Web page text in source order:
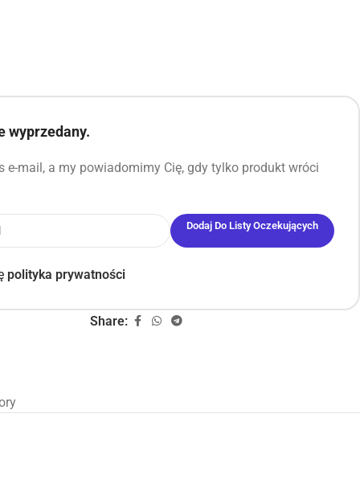
wyprzedany.
e-mail, a my powiadomimy Cię, gdy tylko produkt wróci
Dodaj Do Listy Oczekujących
polityka prywatności
Share: